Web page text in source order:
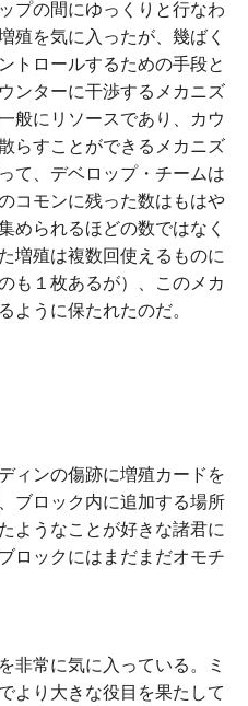
プの間にゆっくりと行なわ
殖を気に入ったが、幾ばく
トロールするための手段と
ンターに干渉するメカニズ
般にリソースであり、カウ
らすことができるメカニズ
て、デベロップ・チームは
コモンに残った数はもはや
められるほどの数ではなく
増殖は複数回使えるものに
も１枚あるが）、このメカ
ように保たれたのだ。
ィンの傷跡に増殖カードを
ブロック内に追加する場所
ようなことが好きな諸君に
ロックにはまだまだオモチ
非常に気に入っている。ミ
より大きな役目を果たして